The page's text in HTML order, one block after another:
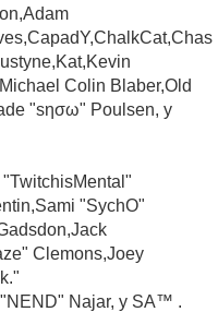
Colin Blaber,Old
"sησω" Poulsen, y
"SychO"
Clemons,Joey
Najar, y SA™ .